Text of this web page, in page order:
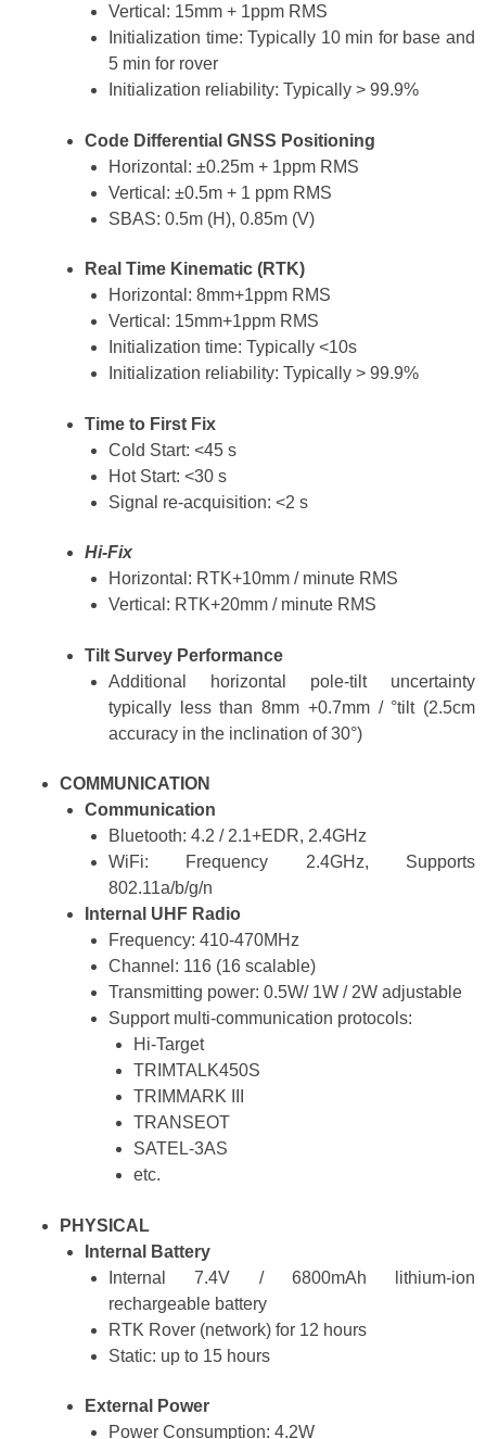
Vertical: 15mm + 1ppm RMS
Initialization time: Typically 10 min for base and
5 min for rover
Initialization reliability: Typically > 99.9%
Code Differential GNSS Positioning
Horizontal: ±0.25m + 1ppm RMS
Vertical: ±0.5m + 1 ppm RMS
SBAS: 0.5m (H), 0.85m (V)
Real Time Kinematic (RTK)
Horizontal: 8mm+1ppm RMS
Vertical: 15mm+1ppm RMS
Initialization time: Typically <10s
Initialization reliability: Typically > 99.9%
Time to First Fix
Cold Start: <45 s
Hot Start: <30 s
Signal re-acquisition: <2 s
Hi-Fix
Horizontal: RTK+10mm / minute RMS
Vertical: RTK+20mm / minute RMS
Tilt Survey Performance
Additional horizontal pole-tilt uncertainty
typically less than 8mm +0.7mm / °tilt (2.5cm
accuracy in the inclination of 30°)
COMMUNICATION
Communication
Bluetooth: 4.2 / 2.1+EDR, 2.4GHz
WiFi: Frequency 2.4GHz, Supports
802.11a/b/g/n
Internal UHF Radio
Frequency: 410-470MHz
Channel: 116 (16 scalable)
Transmitting power: 0.5W/ 1W / 2W adjustable
Support multi-communication protocols:
Hi-Target
TRIMTALK450S
TRIMMARK III
TRANSEOT
SATEL-3AS
etc.
PHYSICAL
Internal Battery
Internal 7.4V / 6800mAh lithium-ion
rechargeable battery
RTK Rover (network) for 12 hours
Static: up to 15 hours
External Power
Power Consumption: 4.2W